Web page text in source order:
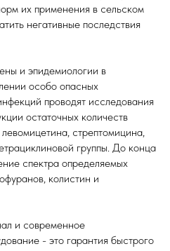
их применения в сельском
негативные последствия
и эпидемиологии в
особо опасных
проводят исследования
остаточных количеств
стрептомицина,
группы. До конца
спектра определяемых
колистин и
и современное
- это гарантия быстрого